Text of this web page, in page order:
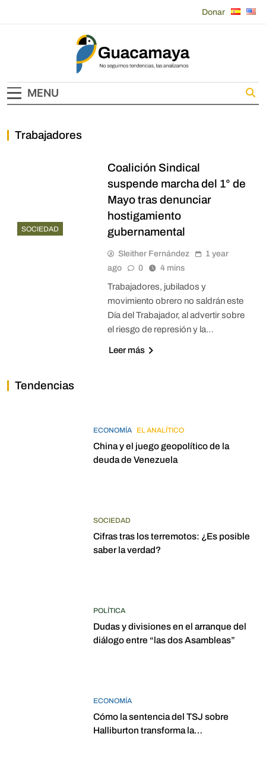
Donar
Guacamaya
MENU
Trabajadores
SOCIEDAD
Coalición Sindical
suspende marcha del 1° de
Mayo tras denunciar
hostigamiento
gubernamental
Sleither Fernández
1 year
ago
0 4 mins
Trabajadores, jubilados y
movimiento obrero no saldrán este
Día del Trabajador, al advertir sobre
el riesgo de represión y la…
Leer más
Tendencias
ECONOMÍA EL ANALÍTICO
China y el juego geopolítico de la
deuda de Venezuela
SOCIEDAD
Cifras tras los terremotos: ¿Es posible
saber la verdad?
POLÍTICA
Dudas y divisiones en el arranque del
diálogo entre “las dos Asambleas”
ECONOMÍA
Cómo la sentencia del TSJ sobre
Halliburton transforma la